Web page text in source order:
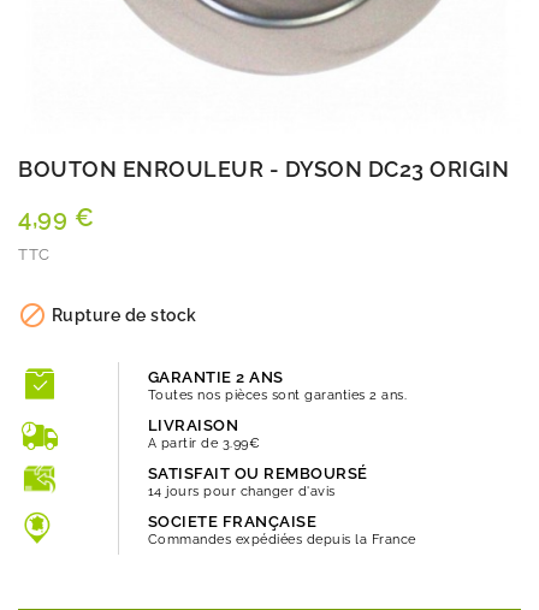
BOUTON ENROULEUR - DYSON DC23 ORIGIN
4,99 €
TTC
 Rupture de stock
GARANTIE 2 ANS
Toutes nos pièces sont garanties 2 ans.
LIVRAISON
A partir de 3.99€
SATISFAIT OU REMBOURSÉ
14 jours pour changer d'avis
SOCIETE FRANÇAISE
Commandes expédiées depuis la France